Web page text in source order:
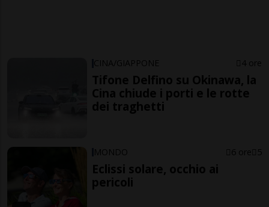
CINA/GIAPPONE 4 ore
Tifone Delfino su Okinawa, la
Cina chiude i porti e le rotte
dei traghetti
MONDO 6 ore 5
Eclissi solare, occhio ai
pericoli